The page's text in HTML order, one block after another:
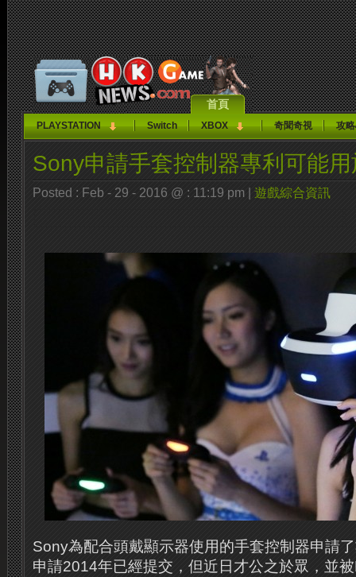
首頁
PLAYSTATION Switch XBOX 奇聞奇視 攻
Sony申請手套控制器專利可能
Posted : Feb - 29 - 2016 @ : 11:19 pm | 遊戲綜合資訊
Sony為配合頭戴顯示器使用的手套控制器申請
申請2014年已經提交，但近日才公之於眾，並